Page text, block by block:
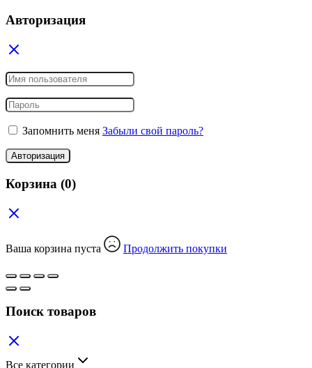
Авторизация
Запомнить меня Забыли свой пароль?
Авторизация
Корзина (0)
Ваша корзина пуста Продолжить покупки
Поиск товаров
Все категории